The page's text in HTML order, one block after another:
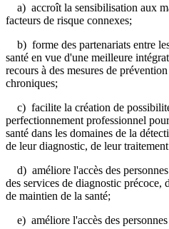
a) accroît la sensibilisation aux
facteurs de risque connexes;
b) forme des partenariats entre
santé en vue d'une meilleure
recours à des mesures de
chroniques;
c) facilite la création de
perfectionnement professionnel
santé dans les domaines de la
de leur diagnostic, de leur
d) améliore l'accès des
des services de diagnostic précoce,
de maintien de la santé;
e) améliore l'accès des